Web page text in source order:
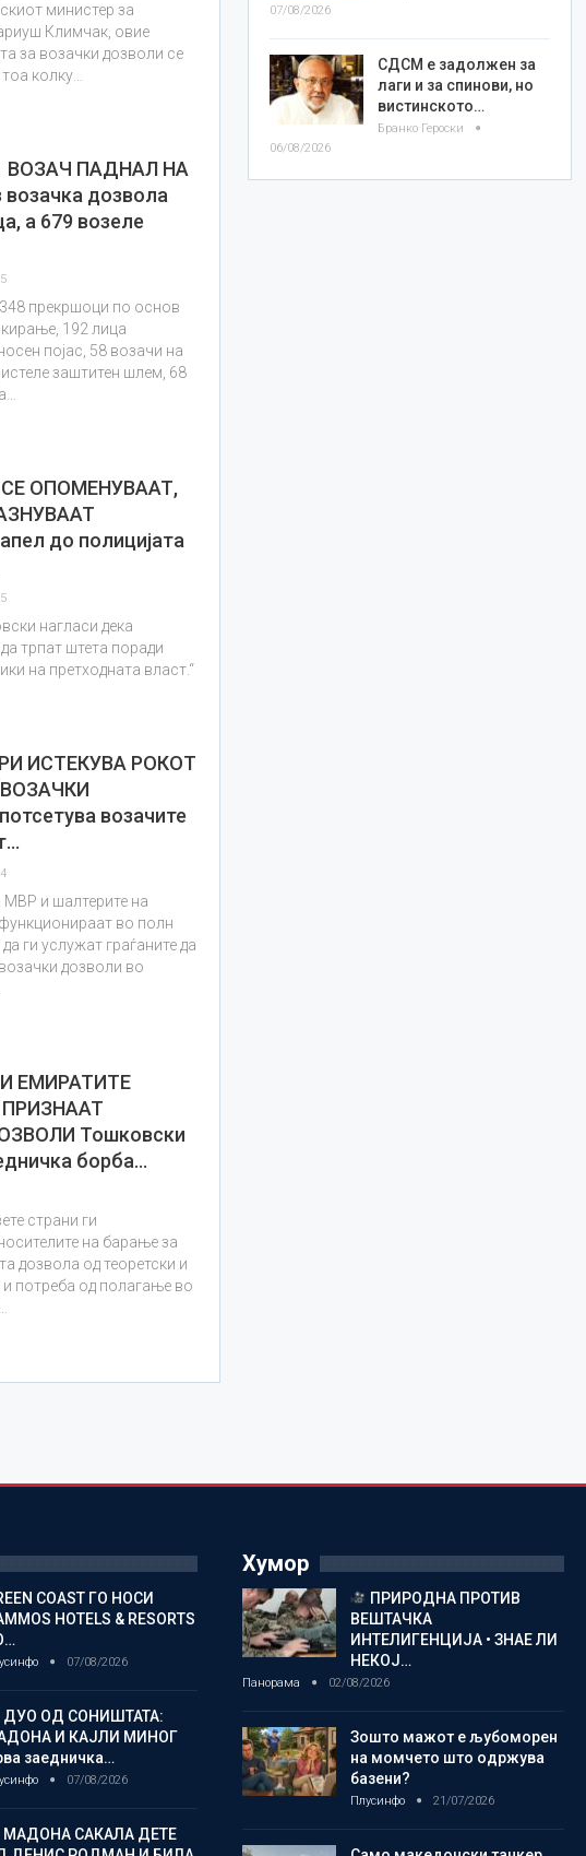
министер за
Климчак, овие
за возачки дозволи се
колку…
ВОЗАЧ ПАДНАЛ НА
дозвола
а 679 возеле
прекршоци по основ
192 лица
појас, 58 возачи на
заштитен шлем, 68
СЕ ОПОМЕНУВААТ,
до полицијата
нагласи дека
трпат штета поради
на претходната власт.“
ИСТЕКУВА РОКОТ
ВОЗАЧКИ
возачите
МВР и шалтерите на
во полн
ги услужат граѓаните да
дозволи во
ЕМИРАТИТЕ
Тошковски
борба…
страни ги
на барање за
дозвола од теоретски и
и потреба од полагање во
07/08/2026
СДСМ е задолжен за
лаги и за спинови, но
вистинското…
Бранко Героски
06/08/2026
COAST ГО НОСИ
HOTELS & RESORTS
07/08/2026
ДУО ОД СОНИШТАТА:
И КАЈЛИ МИНОГ
заедничка…
07/08/2026
МАДОНА САКАЛА ДЕТЕ
Хумор
ПРИРОДНА ПРОТИВ
ВЕШТАЧКА
ИНТЕЛИГЕНЦИЈА • ЗНАЕ ЛИ
НЕКОЈ…
Панорама 02/08/2026
Зошто мажот е љубоморен
на момчето што одржува
базени?
Плусинфо 21/07/2026